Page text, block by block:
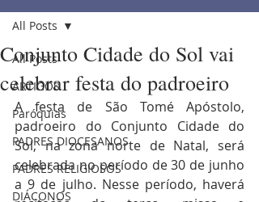
All Posts
ARTIGOS
Paróquias
PADRES DIOCESANOS
PADRES RELIGIOSOS
DIÁCONOS
All Posts
Conjunto Cidade do Sol vai
celebrar festa do padroeiro
A festa de São Tomé Apóstolo,
padroeiro do Conjunto Cidade do
Sol, na zona norte de Natal, será
celebrada no período de 30 de junho
a 9 de julho. Nesse período, haverá